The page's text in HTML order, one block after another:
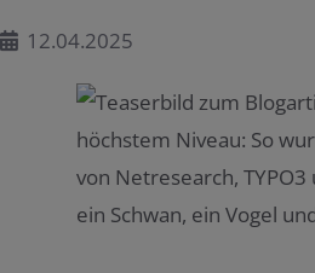
12.04.2025